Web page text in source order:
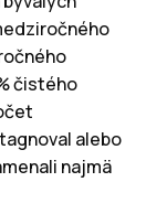
čistého
alebo
najmä